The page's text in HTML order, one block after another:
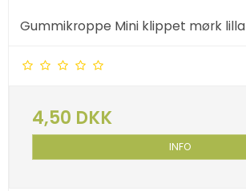
Gummikroppe Mini klippet mørk lilla
4,50 DKK
INFO